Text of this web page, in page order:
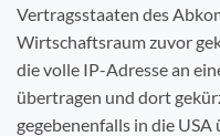
Vertragsstaaten des
Wirtschaftsraum zuvor
die volle IP-Adresse an
übertragen und dort
gegebenenfalls in die